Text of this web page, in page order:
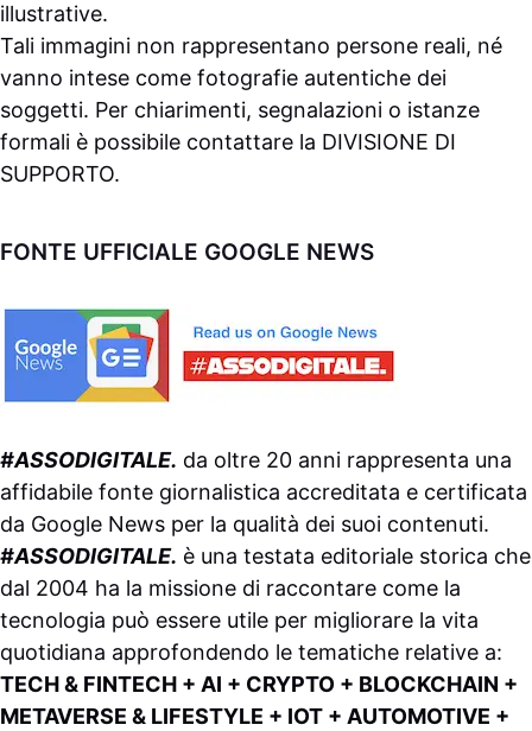
illustrative.
Tali immagini non rappresentano persone reali, né
vanno intese come fotografie autentiche dei
soggetti. Per chiarimenti, segnalazioni o istanze
formali è possibile contattare la DIVISIONE DI
SUPPORTO.
FONTE UFFICIALE GOOGLE NEWS
#ASSODIGITALE. da oltre 20 anni rappresenta una
affidabile fonte giornalistica accreditata e certificata
da Google News per la qualità dei suoi contenuti.
#ASSODIGITALE. è una testata editoriale storica che
dal 2004 ha la missione di raccontare come la
tecnologia può essere utile per migliorare la vita
quotidiana approfondendo le tematiche relative a:
TECH & FINTECH + AI + CRYPTO + BLOCKCHAIN +
METAVERSE & LIFESTYLE + IOT + AUTOMOTIVE +